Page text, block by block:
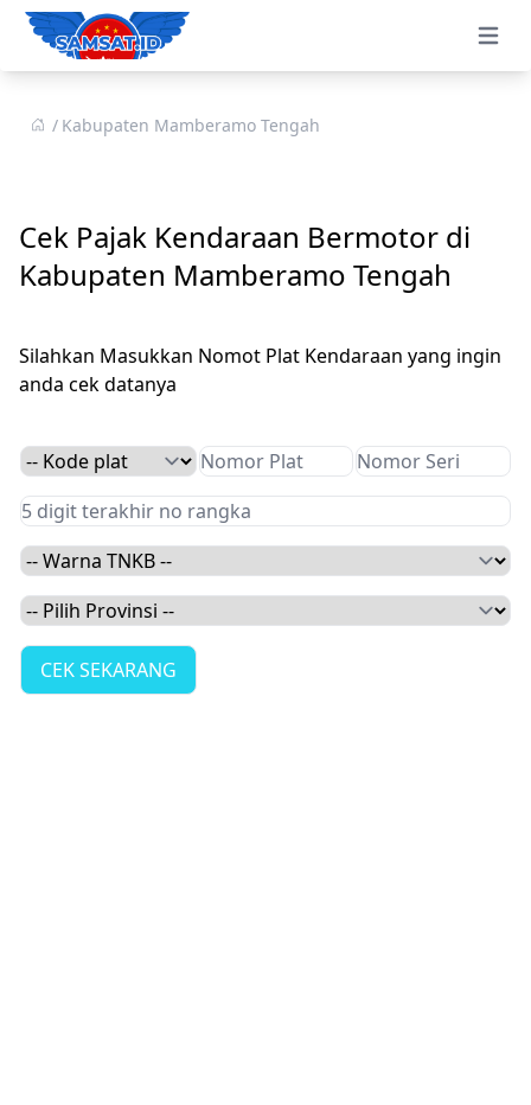
Open
Kabupaten Mamberamo Tengah
Cek Pajak Kendaraan Bermotor di
Kabupaten Mamberamo Tengah
Silahkan Masukkan Nomot Plat Kendaraan yang ingin
anda cek datanya